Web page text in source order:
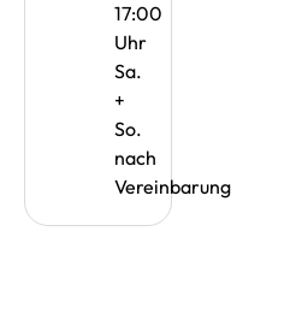
17:00
Uhr
Sa.
+
So.
nach
Vereinbarung